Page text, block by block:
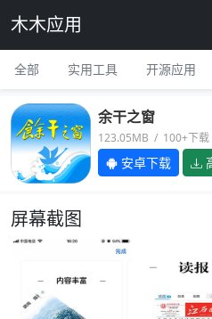
木木应用
全部 实用工具 开源应用
余干之窗
123.05MB / 100+下
安卓下载
屏幕截图